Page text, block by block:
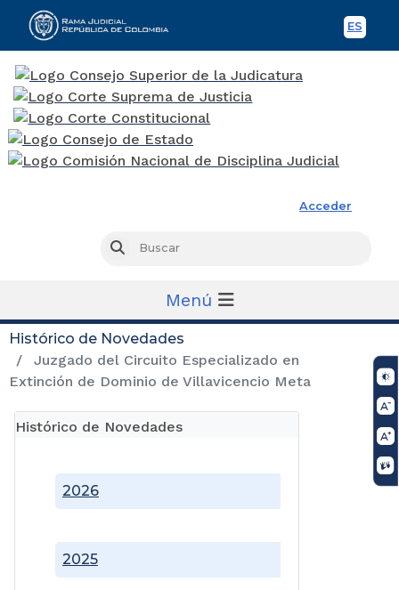
ES
Acceder
Buscar
Menú
Histórico de Novedades
Juzgado del Circuito Especializado en
Extinción de Dominio de Villavicencio Meta
Histórico de Novedades
2025
2026